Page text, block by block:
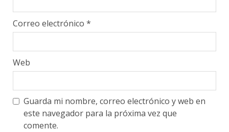
Correo electrónico *
Web
Guarda mi nombre, correo electrónico y web en
este navegador para la próxima vez que
comente.